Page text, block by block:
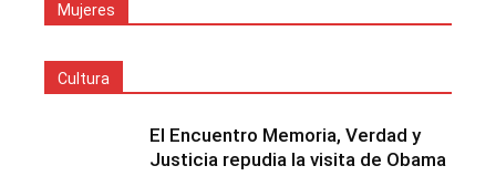
Mujeres
Cultura
El Encuentro Memoria, Verdad y
Justicia repudia la visita de Obama